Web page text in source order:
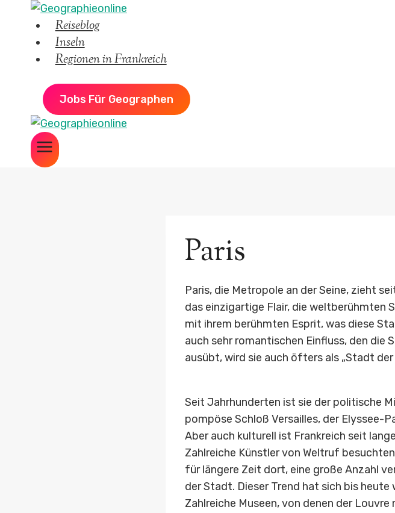
springen
Reiseblog
Inseln
Regionen in Frankreich
Jobs Für Geographen
Paris
Paris, die Metropole an der Seine, zieht
das einzigartige Flair, die weltberühmten
mit ihrem berühmten Esprit, was diese
auch sehr romantischen Einfluss, den die
ausübt, wird sie auch öfters als „Stadt
Seit Jahrhunderten ist sie der politische
pompöse Schloß Versailles, der Elyssee-
Aber auch kulturell ist Frankreich seit
Zahlreiche Künstler von Weltruf
für längere Zeit dort, eine große Anzahl
der Stadt. Dieser Trend hat sich bis heute
Zahlreiche Museen, von denen der